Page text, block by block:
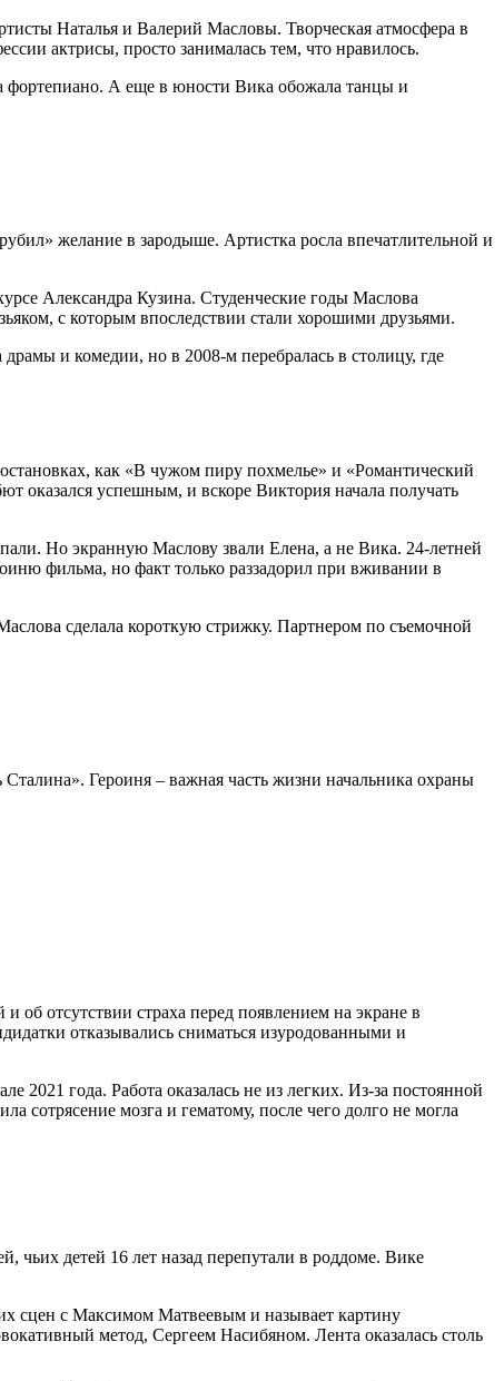
Наталья и Валерий Масловы. Творческая атмосфера в
актрисы, просто занималась тем, что нравилось.
фортепиано. А еще в юности Вика обожала танцы и
желание в зародыше. Артистка росла впечатлительной и
Александра Кузина. Студенческие годы Маслова
с которым впоследствии стали хорошими друзьями.
и комедии, но в 2008-м перебралась в столицу, где
как «В чужом пиру похмелье» и «Романтический
оказался успешным, и вскоре Виктория начала получать
Но экранную Маслову звали Елена, а не Вика. 24-летней
фильма, но факт только раззадорил при вживании в
сделала короткую стрижку. Партнером по съемочной
Героиня – важная часть жизни начальника охраны
отсутствии страха перед появлением на экране в
отказывались сниматься изуродованными и
года. Работа оказалась не из легких. Из-за постоянной
сотрясение мозга и гематому, после чего долго не могла
чьих детей 16 лет назад перепутали в роддоме. Вике
сцен с Максимом Матвеевым и называет картину
метод, Сергеем Насибяном. Лента оказалась столь